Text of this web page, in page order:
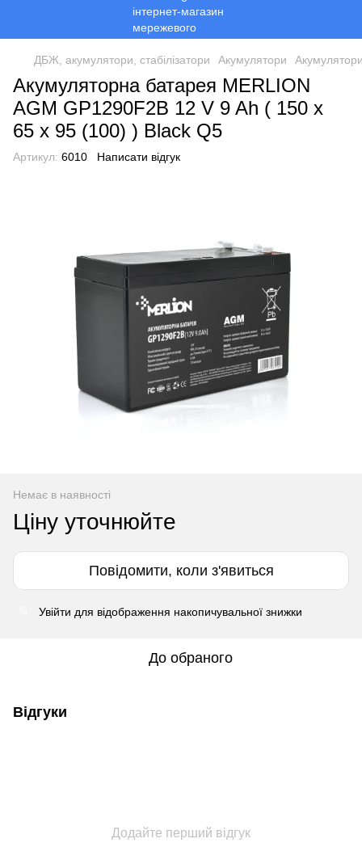
ДБЖ, акумулятори, стабілізатори Акумулятори
Акумуляторна батарея MERLION
AGM GP1290F2B 12 V 9 Ah ( 150 x
65 x 95 (100) ) Black Q5
Артикул: 6010 Написати відгук
Немає в наявності
Ціну уточнюйте
Повідомити, коли з'явиться
Увійти для відображення накопичувальної знижки
До обраного
Відгуки
Додайте перший відгук